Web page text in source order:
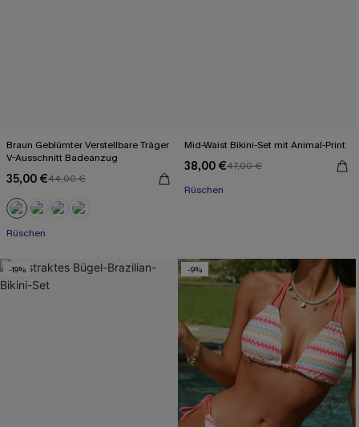
Braun Geblümter Verstellbare Träger
V-Ausschnitt Badeanzug
35,00 €44,00 €
Rüschen
Mid-Waist Bikini-Set mit Animal-Print
38,00 €47,00 €
Rüschen
-19% -9%